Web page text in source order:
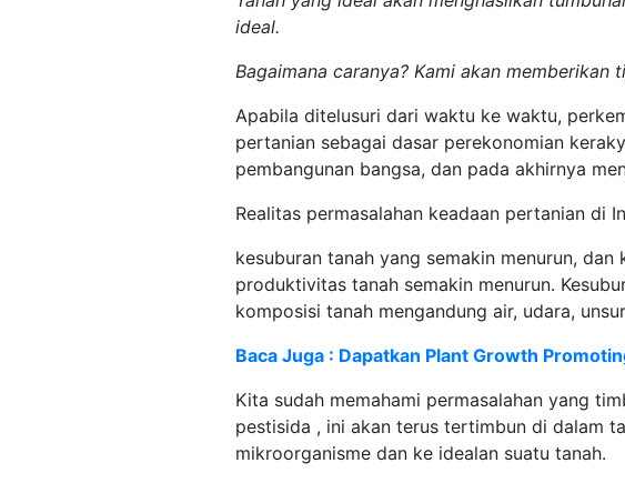
ideal.
Bagaimana caranya? Kami akan memberikan
Apabila ditelusuri dari waktu ke waktu,
pertanian sebagai dasar perekonomian
pembangunan bangsa, dan pada akhirnya
Realitas permasalahan keadaan pertanian di
kesuburan tanah yang semakin menurun,
produktivitas tanah semakin menurun.
komposisi tanah mengandung air, udara,
Baca Juga : Dapatkan Plant Growth
Kita sudah memahami permasalahan yang
pestisida , ini akan terus tertimbun di dalam
mikroorganisme dan ke idealan suatu tanah.